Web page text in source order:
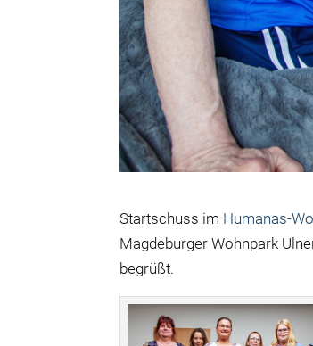
Startschuss im Humanas-
Magdeburger Wohnpark
begrüßt.